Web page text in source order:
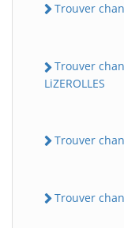
Trouver
Trouver
LiZEROLLES
Trouver
Trouver